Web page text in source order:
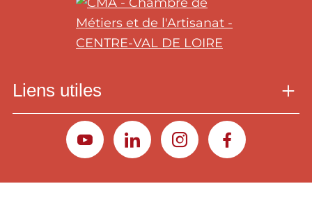
Liens utiles
YOUTUBELINKEDININSTAGRAMFACEBOOK